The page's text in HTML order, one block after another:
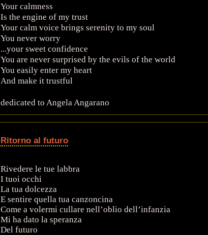
Your calmness
Is the engine of my trust
Your calm voice brings serenity to my soul
You never worry
...your sweet confidence
You are never surprised by the evils of the world
You easily enter my heart
And make it trustful
dedicated to Angela Angarano
Ritorno al futuro
Rivedere le tue labbra
I tuoi occhi
La tua dolcezza
E sentire quella tua canzoncina
Come a volermi cullare nell’oblio dell’infanzia
Mi ha dato la speranza
Del futuro